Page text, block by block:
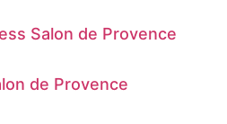
Salon de Provence
de Provence